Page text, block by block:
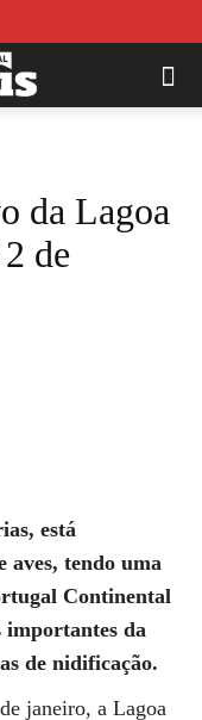
da Lagoa
de
está
aves, tendo uma
Continental
importantes da
de nidificação.
janeiro, a Lagoa